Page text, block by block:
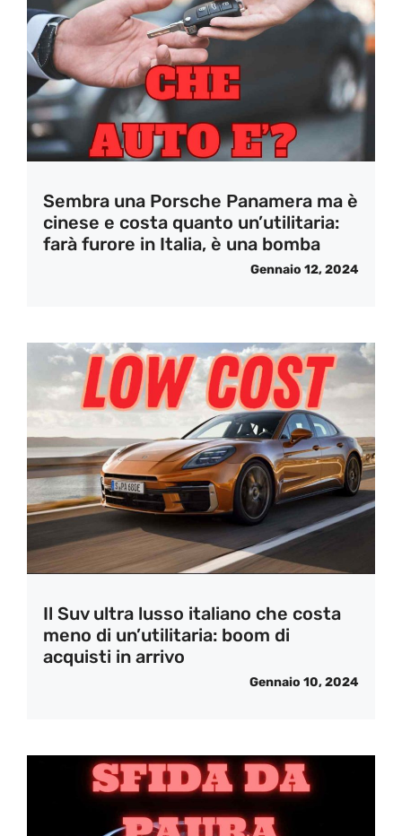
Sembra una Porsche Panamera ma è
cinese e costa quanto un’utilitaria:
farà furore in Italia, è una bomba
Gennaio 12, 2024
Il Suv ultra lusso italiano che costa
meno di un’utilitaria: boom di
acquisti in arrivo
Gennaio 10, 2024